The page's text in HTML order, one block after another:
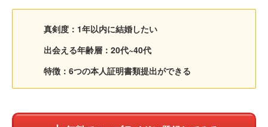
真剣度：1年以内に結婚したい
出会える年齢層：20代~40代
特徴：6つの本人証明書類提出ができる